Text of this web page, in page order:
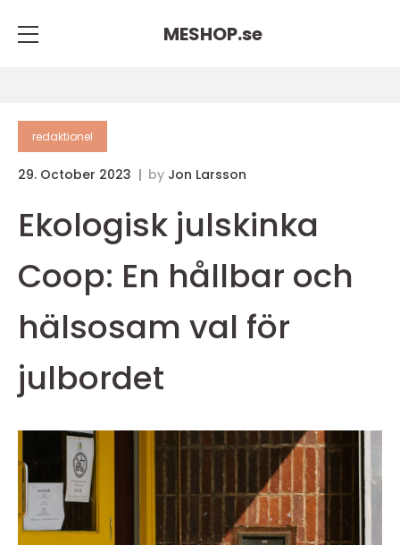
MESHOP.se
redaktionel
29. October 2023 by Jon Larsson
Ekologisk julskinka
Coop: En hållbar och
hälsosam val för
julbordet